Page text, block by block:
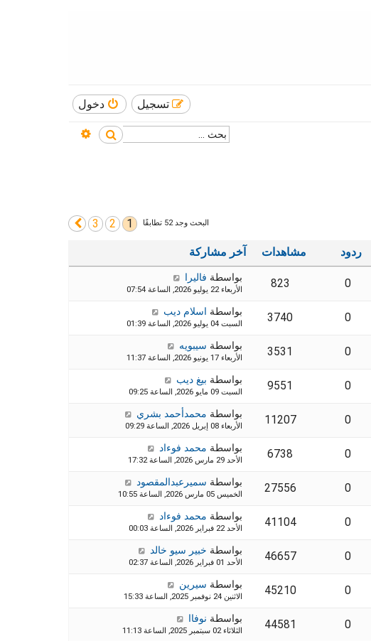
دخول تسجيل
بحث
البحث وجد 52 تطابقًا 1
2
3التالي
ردود مشاهدات آخر مشاركة
0
823 بواسطة فاليرا
الأربعاء 22 يوليو 2026, الساعة 07:54
0
3740 بواسطة اسلام ديب
السبت 04 يوليو 2026, الساعة 01:39
0
3531 بواسطة سيبويه
الأربعاء 17 يونيو 2026, الساعة 11:37
0
9551 بواسطة بيغ ديب
السبت 09 مايو 2026, الساعة 09:25
0
11207 بواسطة محمدأحمد بشري
الأربعاء 08 إبريل 2026, الساعة 09:29
0
6738 بواسطة محمد فوءاد
الأحد 29 مارس 2026, الساعة 17:32
0
27556 بواسطة سميرعبدالمقصود
الخميس 05 مارس 2026, الساعة 10:55
0
41104 بواسطة محمد فوءاد
الأحد 22 فبراير 2026, الساعة 00:03
0
46657 بواسطة خبير سيو خالد
الأحد 01 فبراير 2026, الساعة 02:37
0
45210 بواسطة سيرين
الاثنين 24 نوفمبر 2025, الساعة 15:33
0
44581 بواسطة نوفاا
الثلاثاء 02 سبتمبر 2025, الساعة 11:13